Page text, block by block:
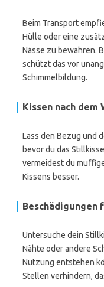
Beim Transport
Hülle oder eine
Nässe zu bewahren.
schützt das vor
Schimmelbildung.
Kissen nach dem
Lass den Bezug und
bevor du das
vermeidest du
Kissens besser.
Untersuche dein
Nähte oder andere
Nutzung entstehen
Stellen verhindern,